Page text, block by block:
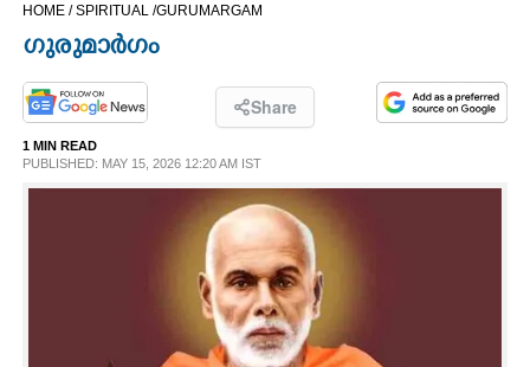
OPINION
PHOTOS
HOME /SPIRITUAL /GURUMARGAM
ഗുരുമാർഗം
Share
1 MIN READ
PUBLISHED: MAY 15, 2026 12:20 AM IST